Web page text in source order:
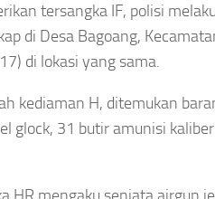
tersangka IF, polisi
di Desa Bagoang,
di lokasi yang sama.
kediaman H, ditemukan
glock, 31 butir amunisi